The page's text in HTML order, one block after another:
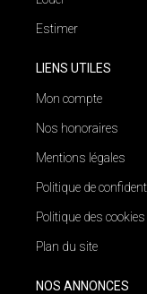
Estimer
LIENS UTILES
Mon compte
Nos honoraires
Mentions légales
Politique de
Politique des cookies
Plan du site
NOS ANNONCES